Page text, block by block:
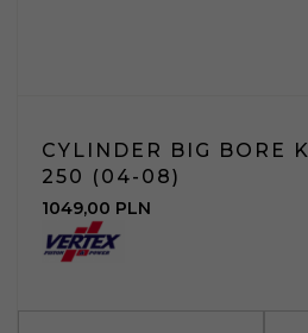
CYLINDER BIG BORE
250 (04-08)
1049,00 PLN